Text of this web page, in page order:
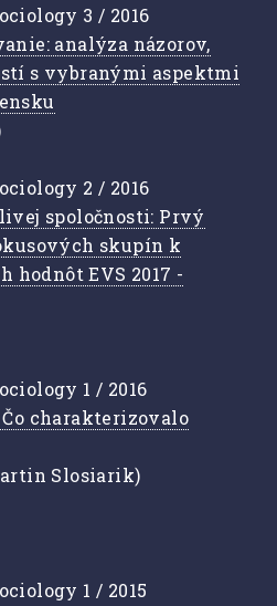
3 / 2016
analýza názorov,
s vybranými aspektmi
2 / 2016
spoločnosti: Prvý
skupín k
hodnôt EVS 2017 -
1 / 2016
Čo charakterizovalo
Slosiarik)
1 / 2015